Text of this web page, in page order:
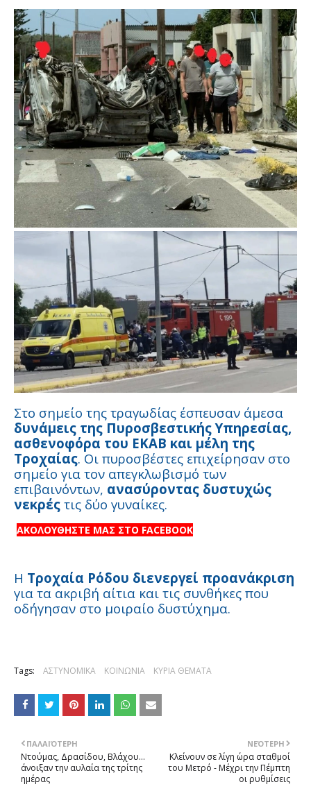
Στο σημείο της τραγωδίας έσπευσαν άμεσα
δυνάμεις της Πυροσβεστικής Υπηρεσίας,
ασθενοφόρα του ΕΚΑΒ και μέλη της
Τροχαίας. Οι πυροσβέστες επιχείρησαν στο
σημείο για τον απεγκλωβισμό των
επιβαινόντων, ανασύροντας δυστυχώς
νεκρές τις δύο γυναίκες.
ΑΚΟΛΟΥΘΗΣΤΕ ΜΑΣ ΣΤΟ FACEBOOK
Η Τροχαία Ρόδου διενεργεί προανάκριση
για τα ακριβή αίτια και τις συνθήκες που
οδήγησαν στο μοιραίο δυστύχημα.
Tags: ΑΣΤΥΝΟΜΙΚΑ ΚΟΙΝΩΝΙΑ ΚΥΡΙΑ ΘΕΜΑΤΑ
ΝΕΌΤΕΡΗ
Kλείνουν σε λίγη ώρα σταθμοί
του Mετρό - Mέχρι την Πέμπτη
οι ρυθμίσεις
ΠΑΛΑΙΌΤΕΡΗ
Ντούμας, Δρασίδου, Βλάχου…
άνοιξαν την αυλαία της τρίτης
ημέρας